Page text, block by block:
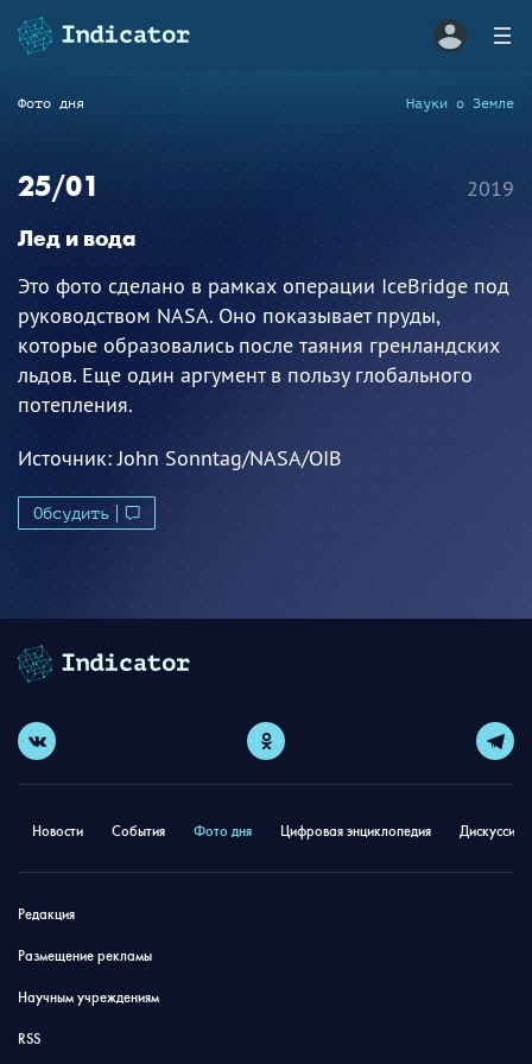
Фото дня Науки о Земле
25/01
Лед и вода
Это фото сделано в рамках операции IceBridge под
руководством NASA. Оно показывает пруды,
которые образовались после таяния гренландских
льдов. Еще один аргумент в пользу глобального
потепления.
Источник:John Sonntag/NASA/OIB
Обсудить
2019
Новости События Фото дня Цифровая энциклопедия
Редакция
Размещение рекламы
Научным учреждениям
RSS